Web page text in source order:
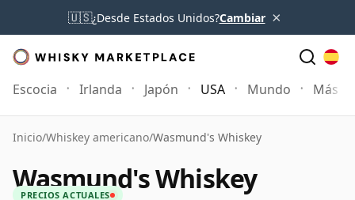
🇺🇸¿Desde Estados Unidos?Cambiar ×
Escocia Irlanda Japón USA Mundo Más
Inicio/Whiskey americano/Wasmund's Whiskey
Wasmund's Whiskey
PRECIOS ACTUALES